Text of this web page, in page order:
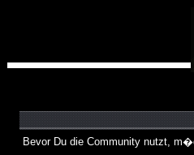
Bevor Du die Community nutzt,